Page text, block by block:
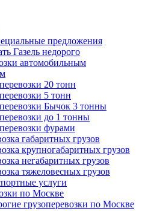
предложения
Газель недорого
автомобильным
20 тонн
5 тонн
Бычок 3 тонны
до 1 тонны
фурами
габаритных грузов
крупногабаритных грузов
негабаритных грузов
тяжеловесных грузов
услуги
по Москве
грузоперевозки по Москве